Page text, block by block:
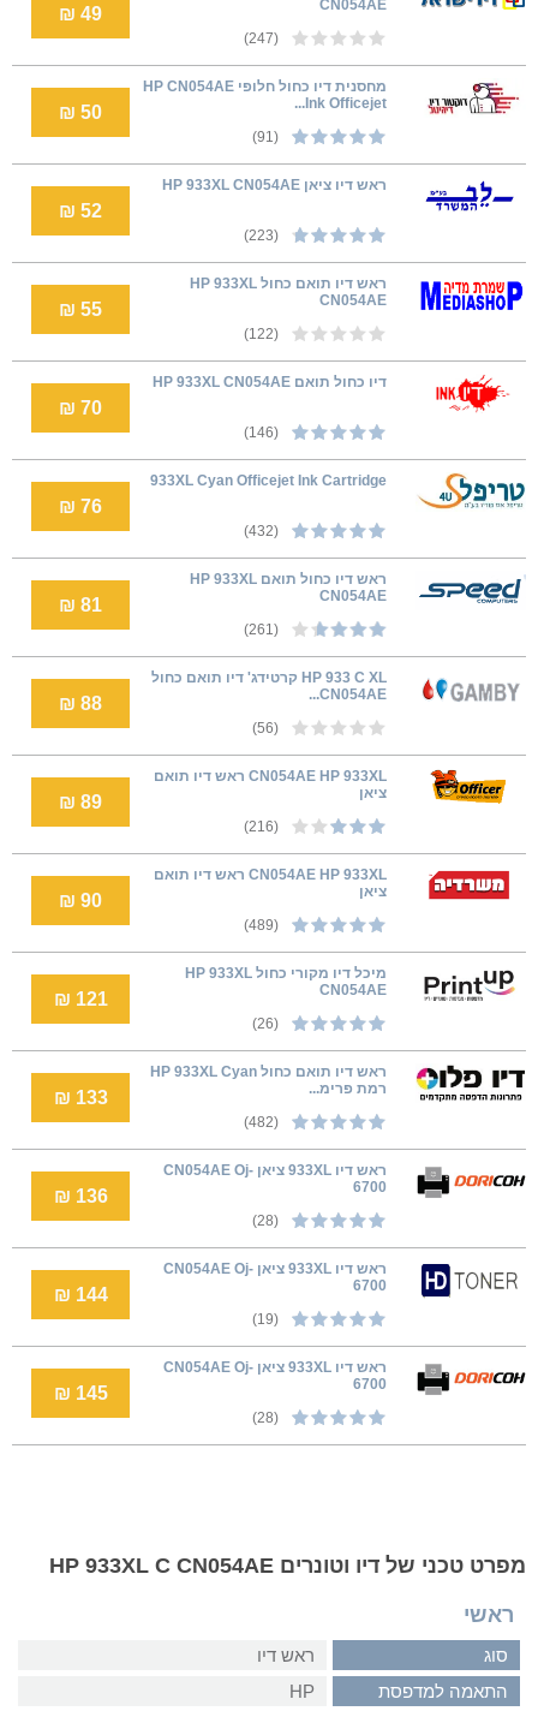
CN054AE
(247)
49 ₪
מחסנית דיו כחול חלופי HP CN054AE
Ink Officejet...
(91)
50 ₪
ראש דיו ציאן HP 933XL CN054AE
(223)
52 ₪
ראש דיו תואם כחול HP 933XL
CN054AE
(122)
55 ₪
דיו כחול תואם HP 933XL CN054AE
(146)
70 ₪
933XL Cyan Officejet Ink Cartridge
(432)
76 ₪
ראש דיו כחול תואם HP 933XL
CN054AE
(261)
81 ₪
HP 933 C XL קרטידג' דיו תואם כחול
CN054AE...
(56)
88 ₪
CN054AE HP 933XL ראש דיו תואם
ציאן
(216)
89 ₪
CN054AE HP 933XL ראש דיו תואם
ציאן
(489)
90 ₪
מיכל דיו מקורי כחול HP 933XL
CN054AE
(26)
121 ₪
ראש דיו תואם כחול HP 933XL Cyan
רמת פרימ...
(482)
133 ₪
ראש דיו 933XL ציאן CN054AE Oj-
6700
(28)
136 ₪
ראש דיו 933XL ציאן CN054AE Oj-
6700
(19)
144 ₪
ראש דיו 933XL ציאן CN054AE Oj-
6700
(28)
145 ₪
מפרט טכני של דיו וטונרים HP 933XL C CN054AE
ראשי
סוג
ראש דיו
התאמה למדפסת
HP